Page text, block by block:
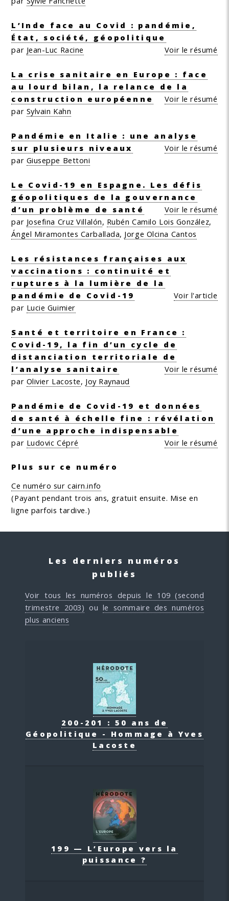
L’Inde face au Covid : pandémie,
État, société, géopolitique
Voir le résumé
par Jean-Luc Racine
La crise sanitaire en Europe : face
au lourd bilan, la relance de la
construction européenne
Voir le résumé
par Sylvain Kahn
Pandémie en Italie : une analyse
sur plusieurs niveaux
Voir le résumé
par Giuseppe Bettoni
Le Covid-19 en Espagne. Les défis
géopolitiques de la gouvernance
d’un problème de santé
Voir le résumé
par Josefina Cruz Villalón, Rubén Camilo Lois González,
Ángel Miramontes Carballada, Jorge Olcina Cantos
Les résistances françaises aux
vaccinations : continuité et
ruptures à la lumière de la
pandémie de Covid-19
Voir l'article
par Lucie Guimier
Santé et territoire en France :
Covid-19, la fin d’un cycle de
distanciation territoriale de
l’analyse sanitaire
Voir le résumé
par Olivier Lacoste, Joy Raynaud
Pandémie de Covid-19 et données
de santé à échelle fine : révélation
d’une approche indispensable
Voir le résumé
par Ludovic Cépré
Plus sur ce numéro
Ce numéro sur cairn.info
(Payant pendant trois ans, gratuit ensuite. Mise en
ligne parfois tardive.)
Les derniers numéros
publiés
Voir tous les numéros depuis le 109 (second
trimestre 2003) ou le sommaire des numéros
plus anciens
200-201 : 50 ans de
Géopolitique - Hommage à Yves
Lacoste
199 — L’Europe vers la
puissance ?